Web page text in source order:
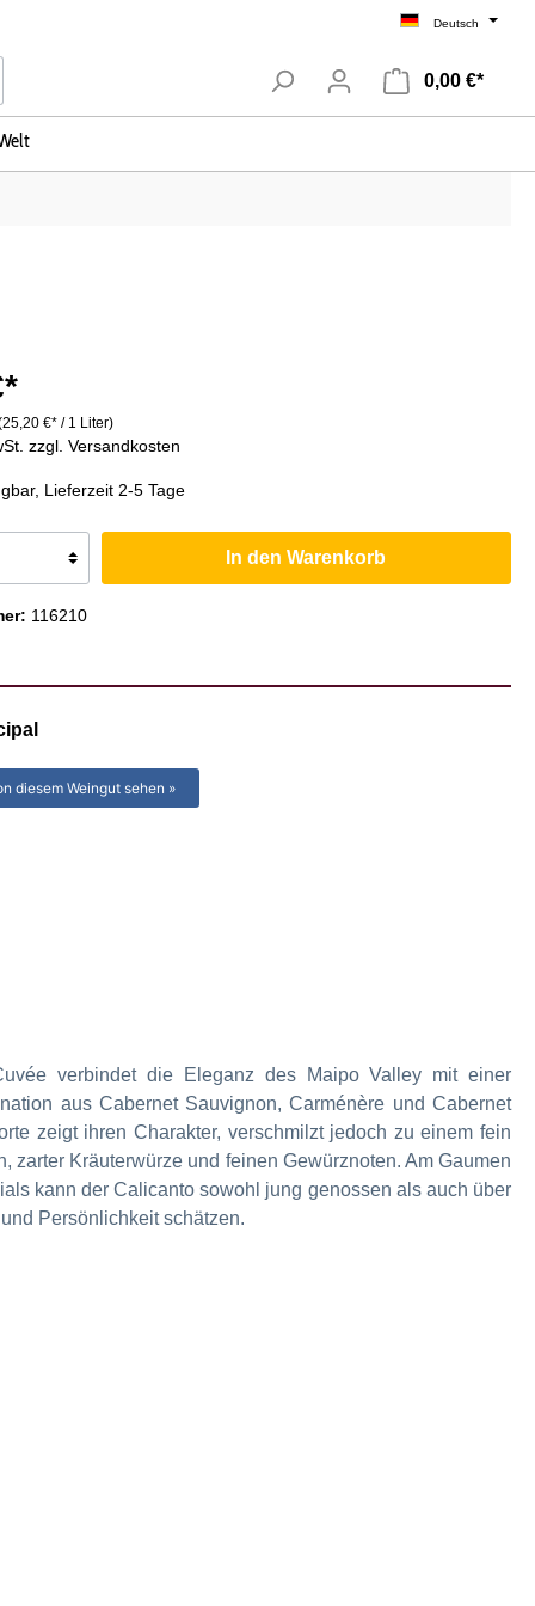
Deutsch
0,00 €*
Colchagua-Tal
€* / 1 Liter)
zzgl. Versandkosten
Lieferzeit 2-5 Tage
In den Warenkorb
116210
diesem Weingut sehen »
verbindet die Eleganz des Maipo Valley mit einer
aus Cabernet Sauvignon, Carménère und Cabernet
zeigt ihren Charakter, verschmilzt jedoch zu einem fein
Kräuterwürze und feinen Gewürznoten. Am Gaumen
kann der Calicanto sowohl jung genossen als auch über
Persönlichkeit schätzen.